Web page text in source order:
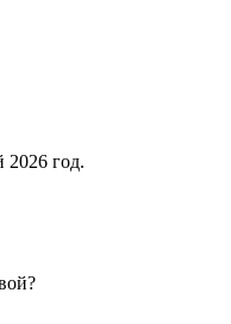
2026 год.